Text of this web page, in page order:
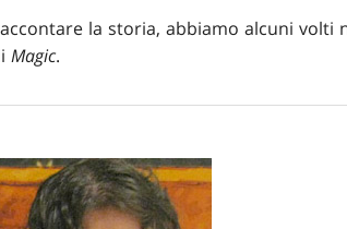
la storia, abbiamo alcuni volti
Magic.